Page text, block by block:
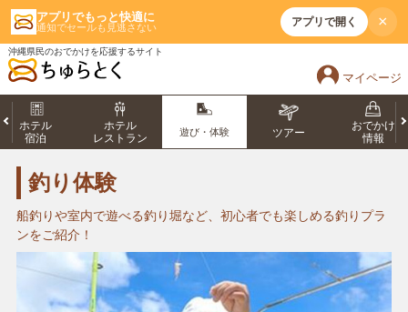
アプリでもっと快適に
通知でセールも見逃さない アプリで開く ×
沖縄県民のおでかけを応援するサイト
マイページ
ホテル
宿泊
ホテル
レストラン
遊び・体験 ツアー
おでかけ
情報
釣り体験
船釣りや室内で遊べる釣り堀など、初心者でも楽しめる釣りプラ
ンをご紹介！